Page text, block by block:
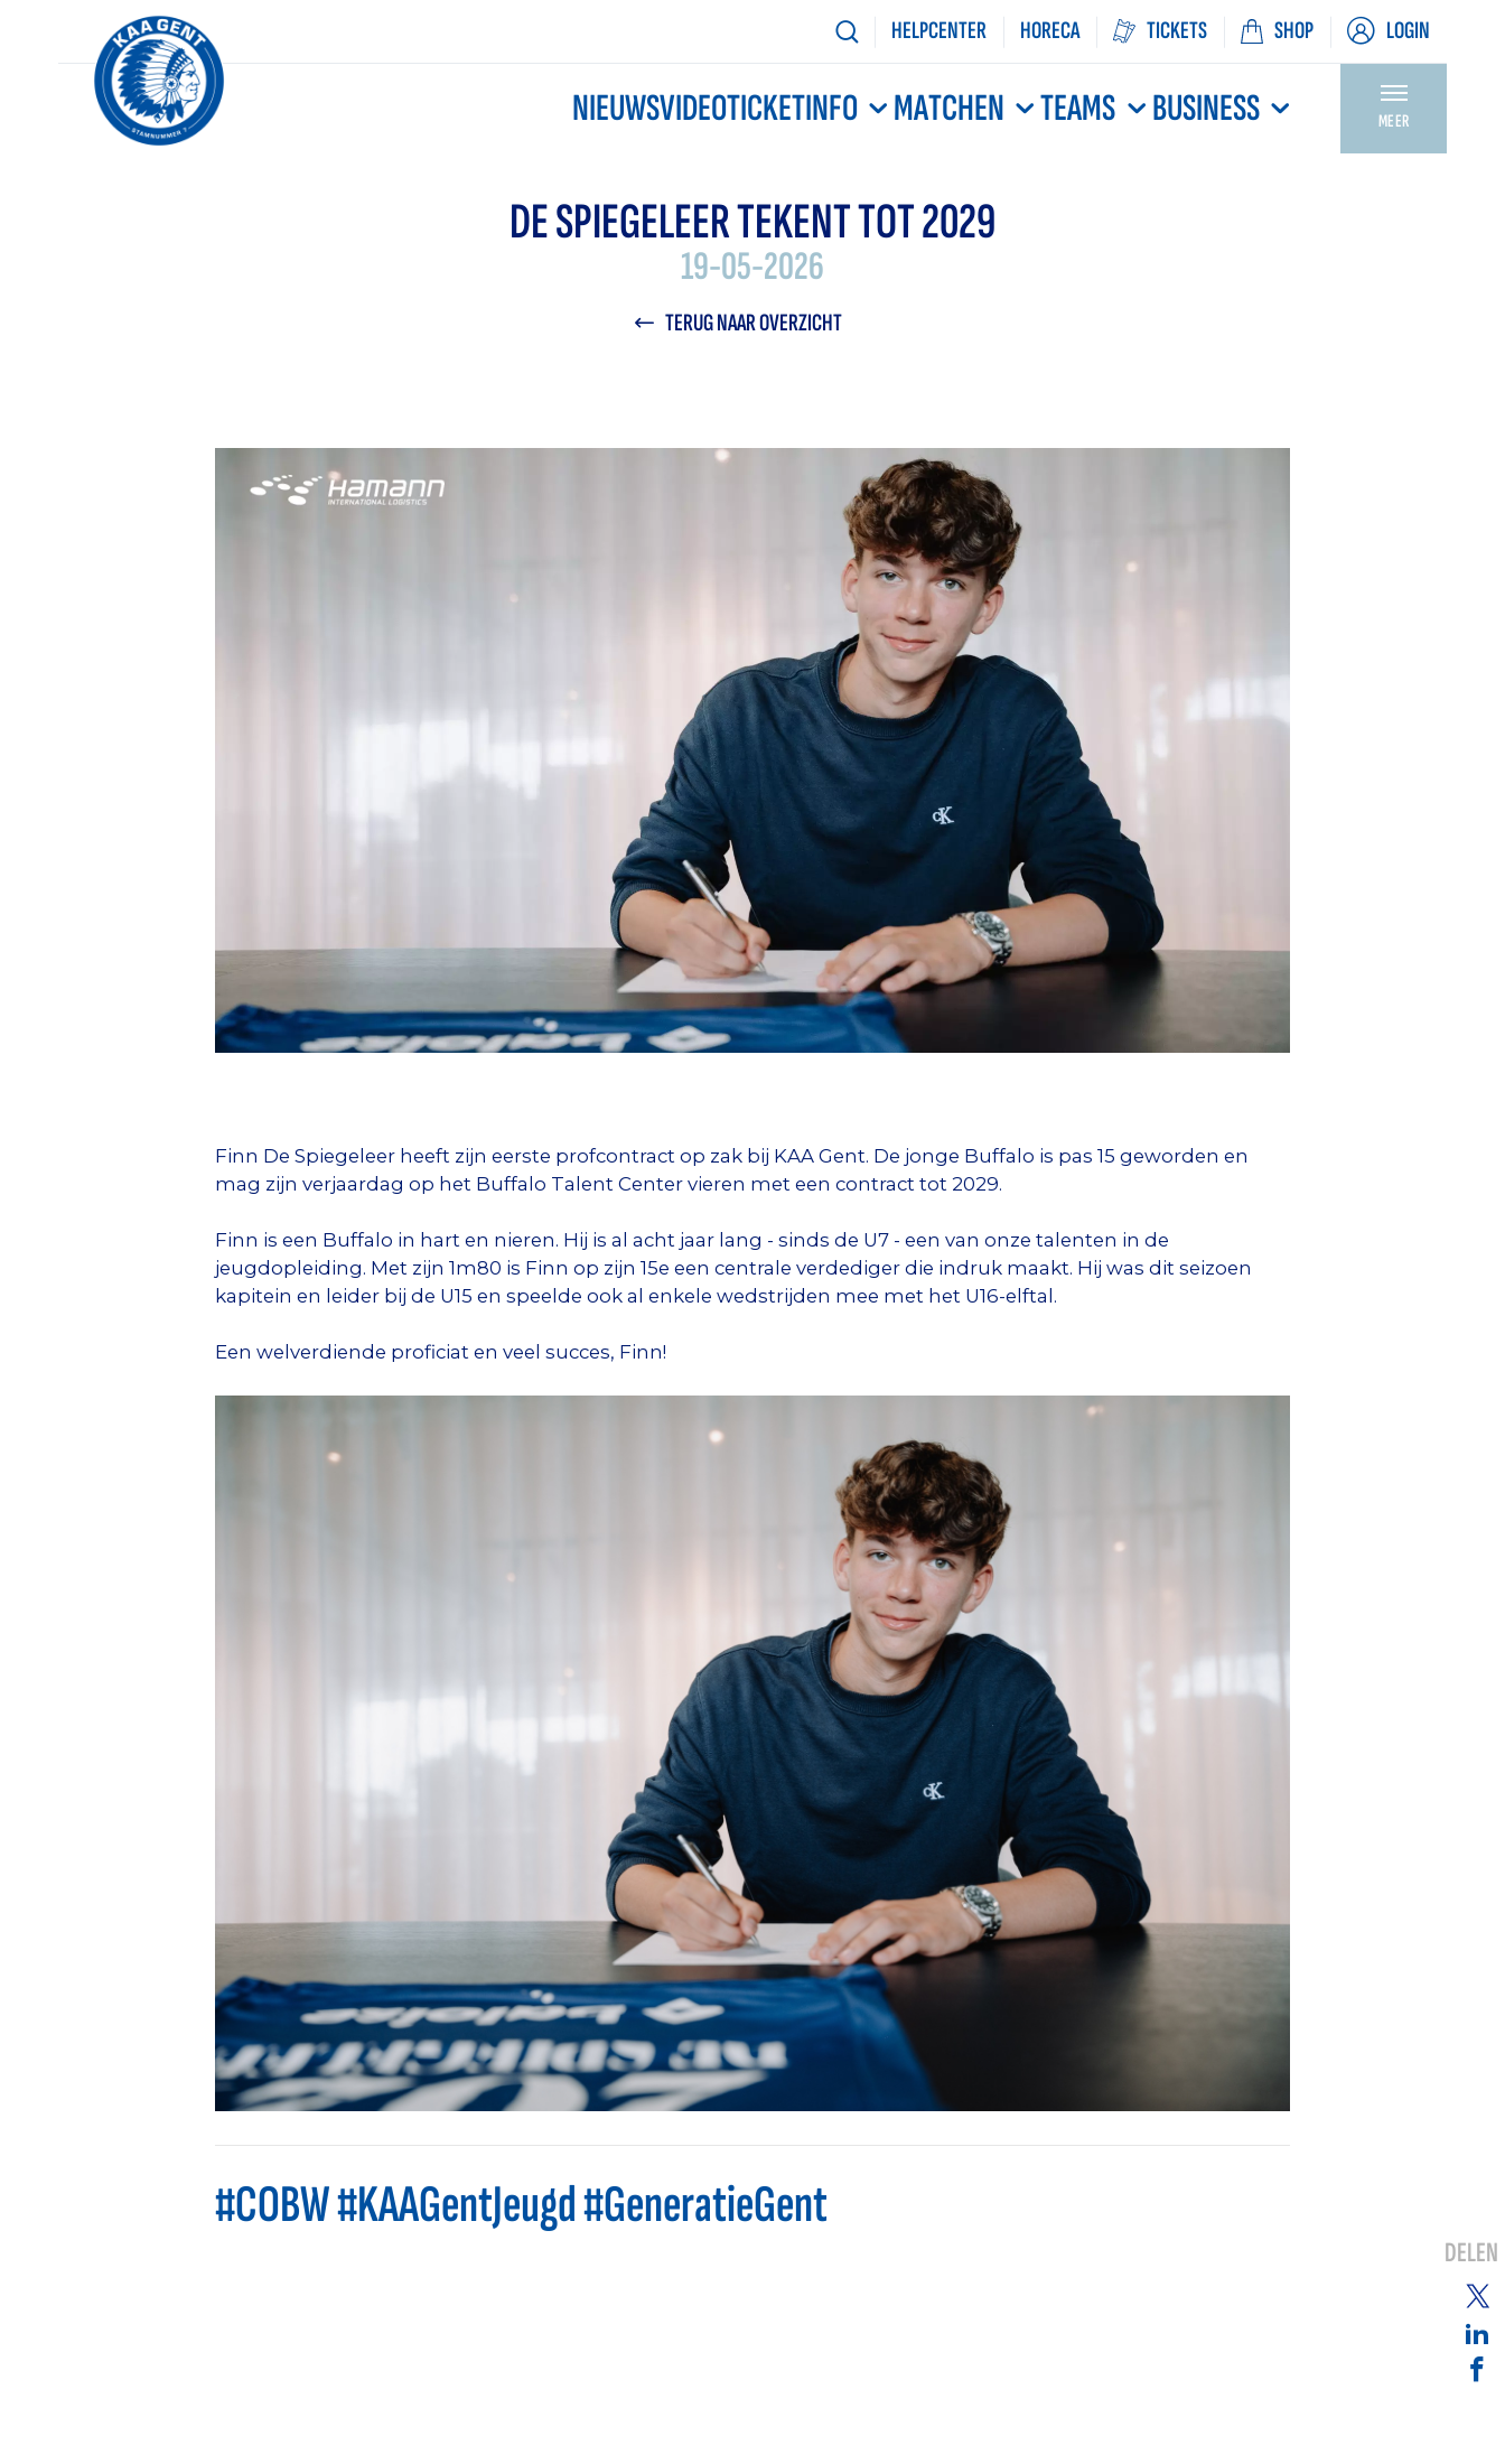
HELPCENTER HORECA TICKETS SHOP LOGIN
NIEUWSVIDEOTICKETINFO MATCHEN TEAMS BUSINESS MEER
DE SPIEGELEER TEKENT TOT 2029
19-05-2026
TERUG NAAR OVERZICHT
Finn De Spiegeleer heeft zijn eerste profcontract op zak bij KAA Gent. De jonge Buffalo is pas 15 geworden en
mag zijn verjaardag op het Buffalo Talent Center vieren met een contract tot 2029.
Finn is een Buffalo in hart en nieren. Hij is al acht jaar lang - sinds de U7 - een van onze talenten in de
jeugdopleiding. Met zijn 1m80 is Finn op zijn 15e een centrale verdediger die indruk maakt. Hij was dit seizoen
kapitein en leider bij de U15 en speelde ook al enkele wedstrijden mee met het U16-elftal.
Een welverdiende proficiat en veel succes, Finn!
#COBW #KAAGentJeugd #GeneratieGent
DELEN